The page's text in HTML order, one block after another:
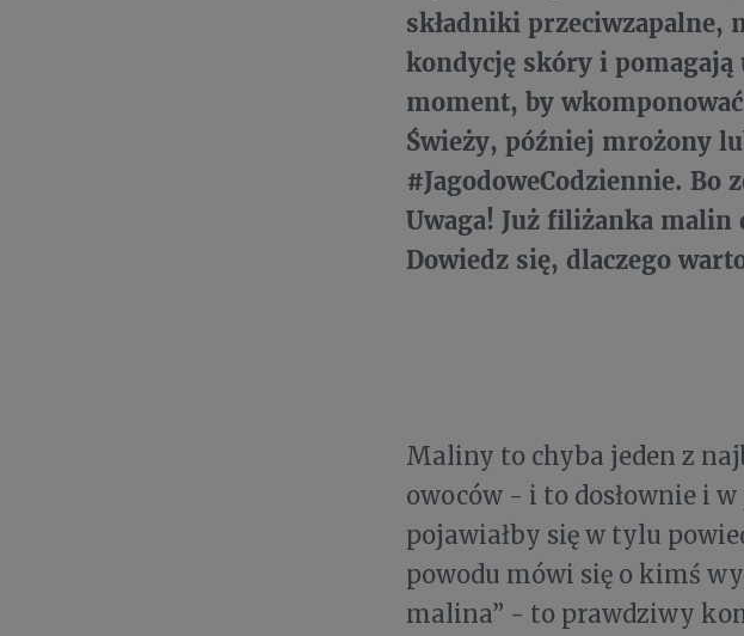
składniki przeciwzapalne,
kondycję skóry i
moment, by
Świeży, później mrożony
#JagodoweCodziennie. Bo
Uwaga! Już filiżanka malin
Dowiedz się, dlaczego
Maliny to chyba jeden z
owoców - i to dosłownie i
pojawiałby się w tylu
powodu mówi się o kimś
malina” - to prawdziwy